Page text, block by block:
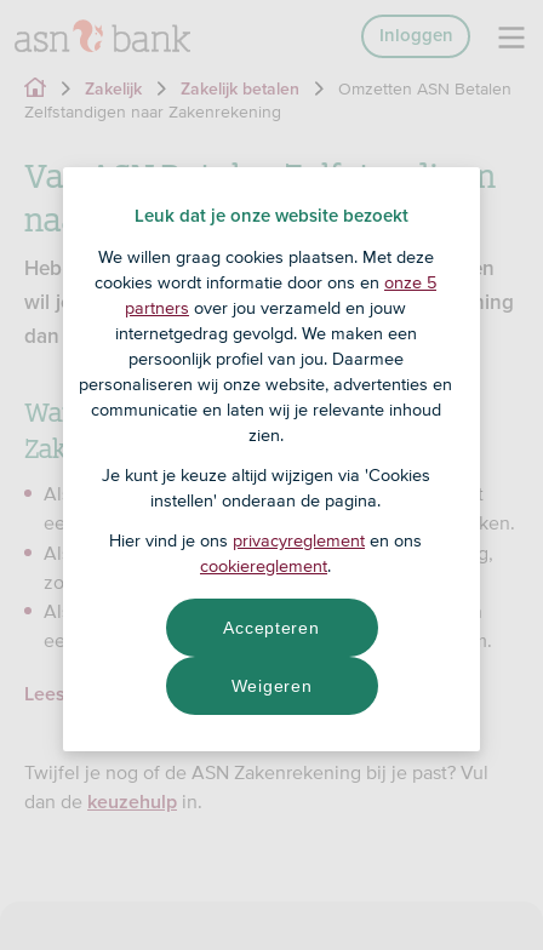
Inloggen
Zakelijk Zakelijk betalen
Omzetten ASN Betalen
Zelfstandigen naar Zakenrekening
Van ASN Betalen Zelfstandigen
naar ASN Zakenrekening
Heb je een ASN Betalen Zelfstandigen rekening en
wil je liever een ASN Zakenrekening? Zet je rekening
dan om naar een Zakenrekening.
Wanneer kies je voor de ASN
Zakenrekening?
Als je zzp’er bent en je rekening wilt uitbreiden met
een
of batchbetalingen wilt gebruiken.
Als anderen toegang moeten krijgen tot de rekening,
zoals mede-eigenaren of gemachtigden.
Als je mensen in dienst gaat nemen of overgaat van
een bv of eenmanszaak naar een andere rechtsvorm.
Lees meer over de ASN Zakenrekening
Twijfel je nog of de ASN Zakenrekening bij je past? Vul
dan de keuzehulp in.
Leuk dat je onze website bezoekt
We willen graag cookies plaatsen. Met deze
cookies wordt informatie door ons en onze 5
partners over jou verzameld en jouw
internetgedrag gevolgd. We maken een
persoonlijk profiel van jou. Daarmee
personaliseren wij onze website, advertenties en
communicatie en laten wij je relevante inhoud
zien.
Je kunt je keuze altijd wijzigen via 'Cookies
instellen' onderaan de pagina.
Hier vind je ons privacyreglement en ons
cookiereglement.
Weigeren
Accepteren